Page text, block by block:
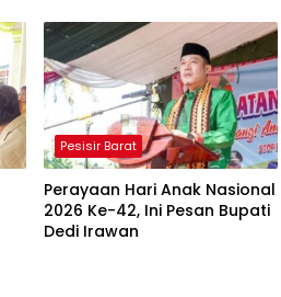
Pesisir Barat
Perayaan Hari Anak Nasional
2026 Ke-42, Ini Pesan Bupati
Dedi Irawan